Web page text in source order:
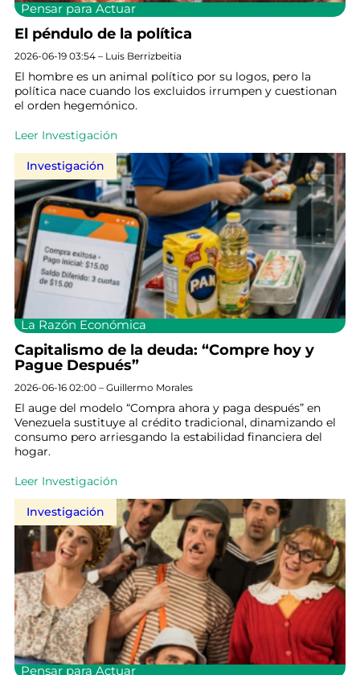
Pensar para Actuar
El péndulo de la política
2026-06-19 03:54 – Luis Berrizbeitia
El hombre es un animal político por su logos, pero la
política nace cuando los excluidos irrumpen y cuestionan
el orden hegemónico.
Leer Investigación
Investigación
La Razón Económica
Capitalismo de la deuda: “Compre hoy y
Pague Después”
2026-06-16 02:00 – Guillermo Morales
El auge del modelo “Compra ahora y paga después” en
Venezuela sustituye al crédito tradicional, dinamizando el
consumo pero arriesgando la estabilidad financiera del
hogar.
Leer Investigación
Investigación
Pensar para Actuar